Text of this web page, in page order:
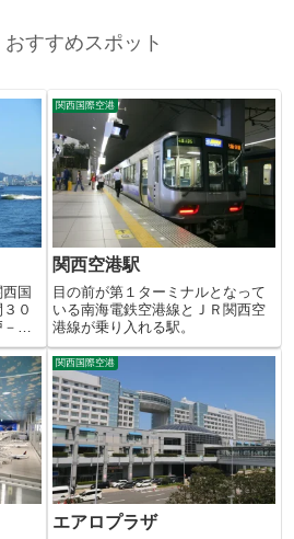
おすすめスポット
国
０
関
関西国際空港
関西空港駅
目の前が第１ターミナルとなって
いる南海電鉄空港線とＪＲ関西空
港線が乗り入れる駅。
関西国際空港
エアロプラザ